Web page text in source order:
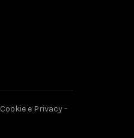
Cookie e Privacy-